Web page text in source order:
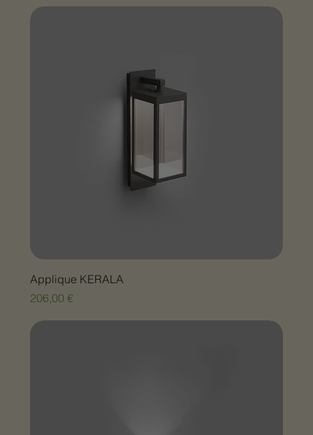
Applique KERALA
Prix
206,00 €